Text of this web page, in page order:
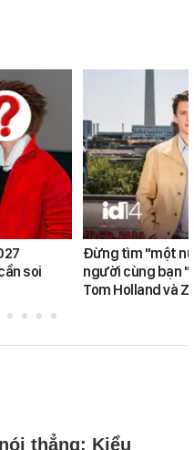
soi
Đừng tìm "một
người cùng bạn
Tom Holland và
thẳng: Kiểu